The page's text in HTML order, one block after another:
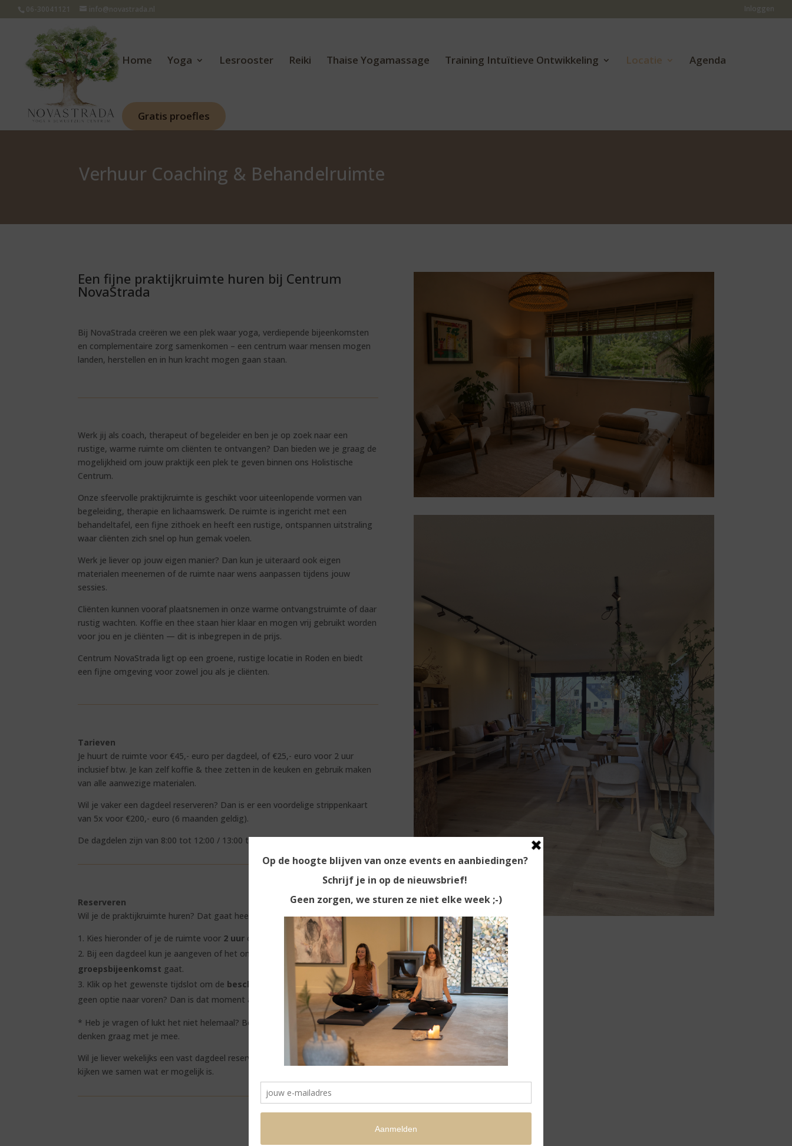
06-30041121 info@novastrada.nl Inloggen
Home Yoga Lesrooster Reiki Thaise Yogamassage Training Intuïtieve Ontwikkeling Locatie Agenda
Gratis proefles
Verhuur Coaching & Behandelruimte
Een fijne praktijkruimte huren bij Centrum
NovaStrada
Bij NovaStrada creëren we een plek waar yoga, verdiepende bijeenkomsten
en complementaire zorg samenkomen – een centrum waar mensen mogen
landen, herstellen en in hun kracht mogen gaan staan.
Werk jij als coach, therapeut of begeleider en ben je op zoek naar een
rustige, warme ruimte om cliënten te ontvangen? Dan bieden we je graag de
mogelijkheid om jouw praktijk een plek te geven binnen ons Holistische
Centrum.
Onze sfeervolle praktijkruimte is geschikt voor uiteenlopende vormen van
begeleiding, therapie en lichaamswerk. De ruimte is ingericht met een
behandeltafel, een fijne zithoek en heeft een rustige, ontspannen uitstraling
waar cliënten zich snel op hun gemak voelen.
Werk je liever op jouw eigen manier? Dan kun je uiteraard ook eigen
materialen meenemen of de ruimte naar wens aanpassen tijdens jouw
sessies.
Cliënten kunnen vooraf plaatsnemen in onze warme ontvangstruimte of daar
rustig wachten. Koffie en thee staan hier klaar en mogen vrij gebruikt worden
voor jou en je cliënten — dit is inbegrepen in de prijs.
Centrum NovaStrada ligt op een groene, rustige locatie in Roden en biedt
een fijne omgeving voor zowel jou als je cliënten.
Tarieven
Je huurt de ruimte voor €45,- euro per dagdeel, of €25,- euro voor 2 uur
inclusief btw. Je kan zelf koffie & thee zetten in de keuken en gebruik maken
van alle aanwezige materialen.
Wil je vaker een dagdeel reserveren? Dan is er een voordelige strippenkaart
van 5x voor €200,- euro (6 maanden geldig).
De dagdelen zijn van 8:00 tot 12:00 / 13:00 tot 17:00 & 18:00 tot 22:00.
Reserveren
Wil je de praktijkruimte huren? Dat gaat heel eenvoudig:
Kies hieronder of je de ruimte voor 2 uur of een dagdeelwilt reserveren.
Bij een dagdeel kun je aangeven of het om een
1-op-1 sessieof een
groepsbijeenkomst gaat.
Klik op het gewenste tijdslot om de beschikbaarheid
te bekijken. Komt er
geen optie naar voren? Dan is dat moment al volgeboekt.
* Heb je vragen of lukt het niet helemaal? Bel of app ons gerust — we
denken graag met je mee.
Wil je liever wekelijks een vast dagdeel reserveren? Laat het ons weten, dan
kijken we samen wat er mogelijk is.